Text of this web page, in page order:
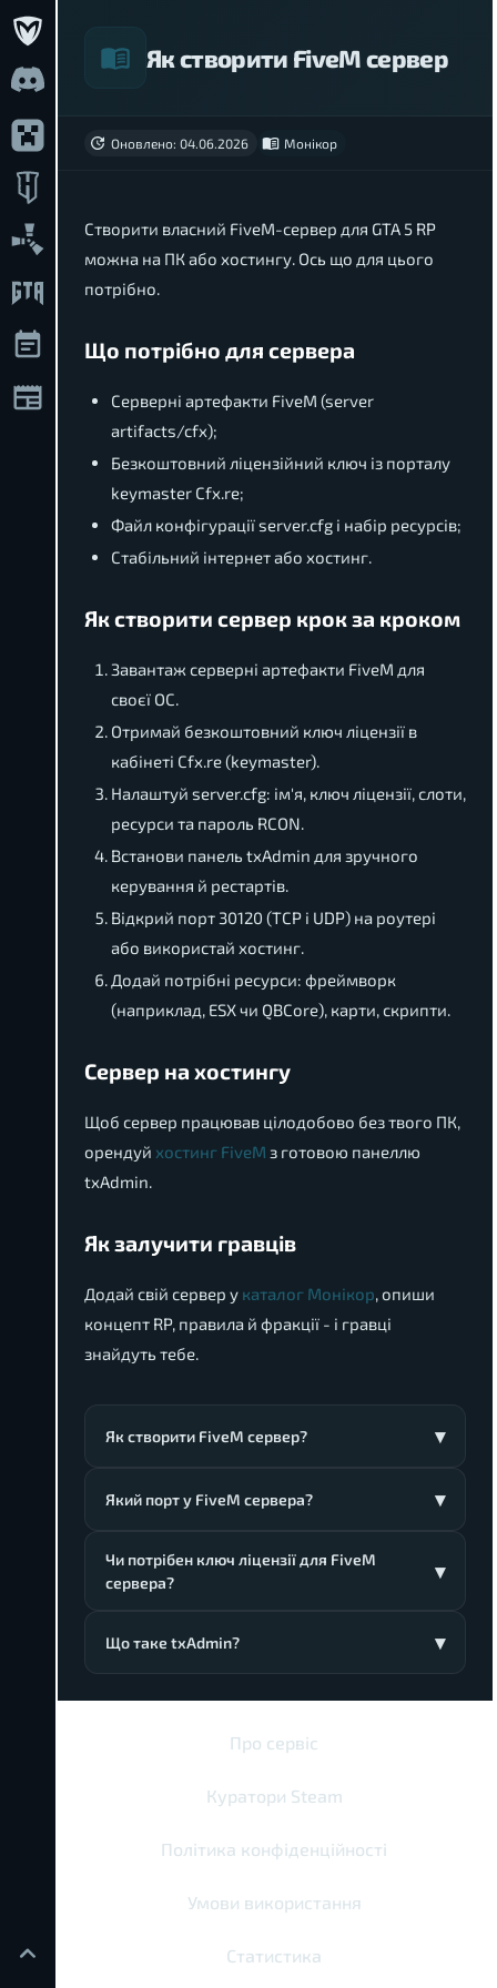
Як створити FiveM сервер
Оновлено: 04.06.2026 Монікор
Створити власний FiveM-сервер для GTA 5 RP
можна на ПК або хостингу. Ось що для цього
потрібно.
Що потрібно для сервера
Серверні артефакти FiveM (server
artifacts/cfx);
Безкоштовний ліцензійний ключ із порталу
keymaster Cfx.re;
Файл конфігурації server.cfg і набір ресурсів;
Стабільний інтернет або хостинг.
Як створити сервер крок за кроком
Завантаж серверні артефакти FiveM для
своєї ОС.
Отримай безкоштовний ключ ліцензії в
кабінеті Cfx.re (keymaster).
Налаштуй server.cfg: ім'я, ключ ліцензії, слоти,
ресурси та пароль RCON.
Встанови панель txAdmin для зручного
керування й рестартів.
Відкрий порт 30120 (TCP і UDP) на роутері
або використай хостинг.
Додай потрібні ресурси: фреймворк
(наприклад, ESX чи QBCore), карти, скрипти.
Сервер на хостингу
Щоб сервер працював цілодобово без твого ПК,
орендуй хостинг FiveM з готовою панеллю
txAdmin.
Як залучити гравців
Додай свій сервер у каталог Монікор, опиши
концепт RP, правила й фракції - і гравці
знайдуть тебе.
Як створити FiveM сервер?
Який порт у FiveM сервера?
Чи потрібен ключ ліцензії для FiveM
сервера?
Що таке txAdmin?
Про сервіс
Куратори Steam
Політика конфіденційності
Умови використання
Статистика